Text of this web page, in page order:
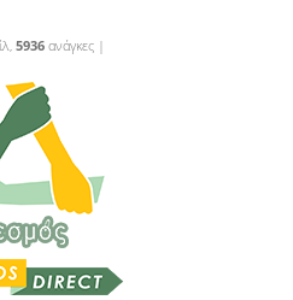
5936 ανάγκες |